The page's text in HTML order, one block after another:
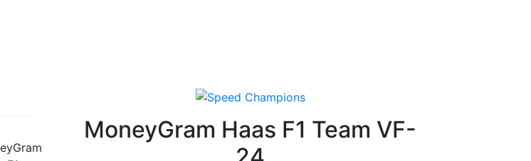
MoneyGram Haas F1 Team VF-